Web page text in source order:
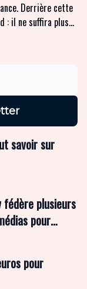
Derrière cette
: il ne suffira plus
réputation,
avant la
savoir sur
fédère plusieurs
pour
pour